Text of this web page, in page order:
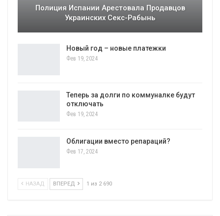
Полиция Испании Арестовала Продавцов
Украинских Секс-Рабынь
Новый год – новые платежки
Фев 19, 2024
Теперь за долги по коммуналке будут
отключать
Фев 19, 2024
Облигации вместо репараций?
Фев 17, 2024
НАЗАД ВПЕРЕД 1 из 2 690